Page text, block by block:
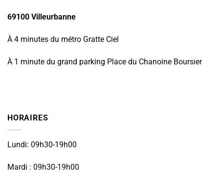
69100 Villeurbanne
À 4 minutes du métro Gratte Ciel
À 1 minute du grand parking Place du Chanoine Boursier
HORAIRES
Lundi: 09h30-19h00
Mardi : 09h30-19h00